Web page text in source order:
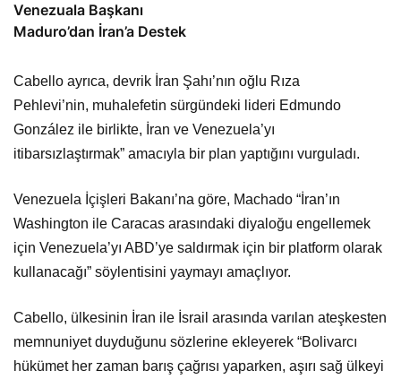
Venezuala Başkanı
Maduro’dan İran’a Destek
Cabello ayrıca, devrik İran Şahı’nın oğlu Rıza
Pehlevi’nin, muhalefetin sürgündeki lideri Edmundo
González ile birlikte, İran ve Venezuela’yı
itibarsızlaştırmak” amacıyla bir plan yaptığını vurguladı.
Venezuela İçişleri Bakanı’na göre, Machado “İran’ın
Washington ile Caracas arasındaki diyaloğu engellemek
için Venezuela’yı ABD’ye saldırmak için bir platform olarak
kullanacağı” söylentisini yaymayı amaçlıyor.
Cabello, ülkesinin İran ile İsrail arasında varılan ateşkesten
memnuniyet duyduğunu sözlerine ekleyerek “Bolivarcı
hükümet her zaman barış çağrısı yaparken, aşırı sağ ülkeyi